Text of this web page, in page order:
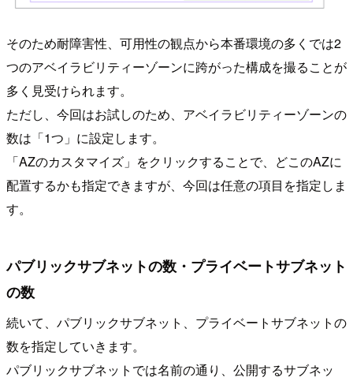
そのため耐障害性、可用性の観点から本番環境の多くでは2
つのアベイラビリティーゾーンに跨がった構成を撮ることが
多く見受けられます。
ただし、今回はお試しのため、アベイラビリティーゾーンの
数は「1つ」に設定します。
「AZのカスタマイズ」をクリックすることで、どこのAZに
配置するかも指定できますが、今回は任意の項目を指定しま
す。
パブリックサブネットの数・プライベートサブネット
の数
続いて、パブリックサブネット、プライベートサブネットの
数を指定していきます。
パブリックサブネットでは名前の通り、公開するサブネッ